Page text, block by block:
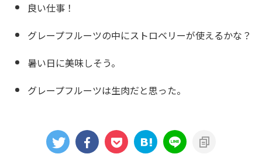
良い仕事！
グレープフルーツの中にストロベリーが使えるかな？
暑い日に美味しそう。
グレープフルーツは生肉だと思った。